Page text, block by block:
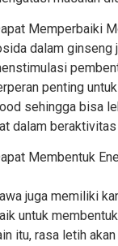
Memperbaiki
dalam ginseng
penting
sehingga bisa
dalam
Membentuk
juga memiliki
untuk
itu, rasa letih